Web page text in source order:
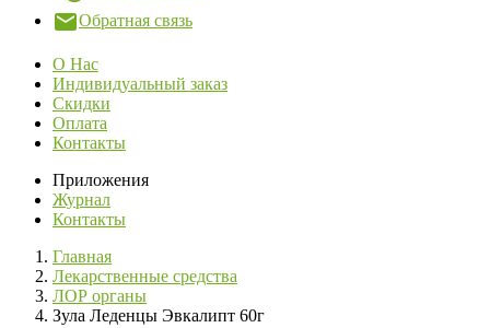
Обратная связь
О Нас
Индивидуальный заказ
Скидки
Оплата
Контакты
Приложения
Журнал
Контакты
Главная
Лекарственные средства
ЛОР органы
Зула Леденцы Эвкалипт 60г